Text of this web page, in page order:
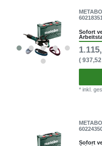
Sofort
(
* inkl.
Sofort